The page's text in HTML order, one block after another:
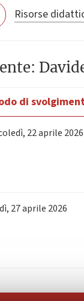
Risorse
di
, 22aprile 2026
, 27aprile 2026